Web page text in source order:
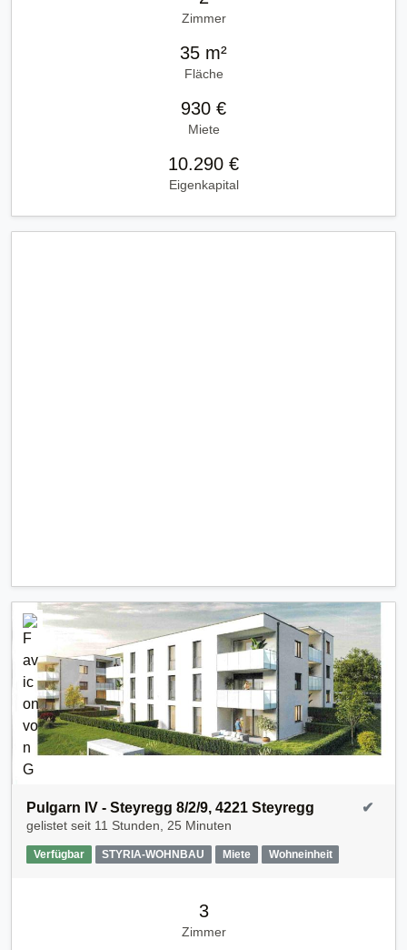
Zimmer
35 m²
Fläche
930 €
Miete
10.290 €
Eigenkapital
Pulgarn IV - Steyregg 8/2/9, 4221 Steyregg
gelistet seit 11 Stunden, 25 Minuten
Verfügbar STYRIA-WOHNBAU Miete Wohneinheit
✔
3
Zimmer